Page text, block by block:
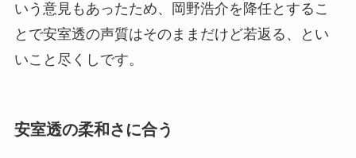
いう意見もあったため、岡野浩介を降任とするこ
とで安室透の声質はそのままだけど若返る、とい
いこと尽くしです。
安室透の柔和さに合う